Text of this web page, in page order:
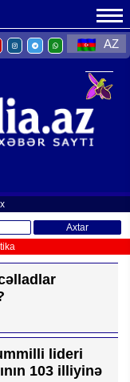
AZ
Axtar
lideri
103 illiyinə